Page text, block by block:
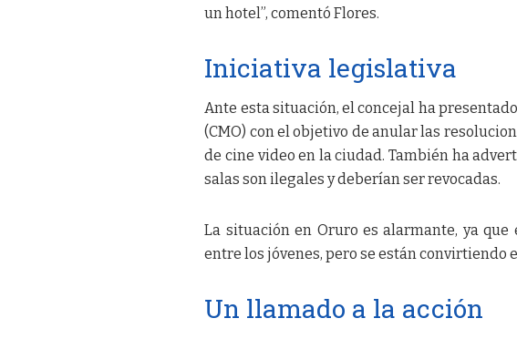
un hotel”, comentó Flores.
Iniciativa legislativa
Ante esta situación, el concejal ha
(CMO) con el objetivo de anular las
de cine video en la ciudad. También ha
salas son ilegales y deberían ser revocadas.
La situación en Oruro es alarmante, ya
entre los jóvenes, pero se están
Un llamado a la acción